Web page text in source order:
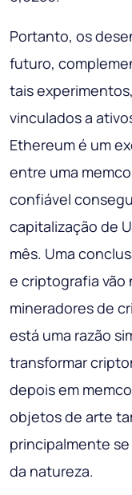
Portanto, os
futuro,
tais
vinculados a
Ethereum é um
entre uma
confiável
capitalização de
mês. Uma
e criptografia vão
mineradores de
está uma razão
transformar
depois em
objetos de arte
principalmente
da natureza.